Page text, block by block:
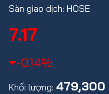
Sàn giao dịch: HOSE
7.17
-0.14%
Khối lượng: 479,300